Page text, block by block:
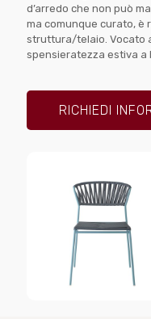
d’arredo che non può
ma comunque curato, è
struttura/telaio. Vocato
spensieratezza estiva a
RICHIEDI